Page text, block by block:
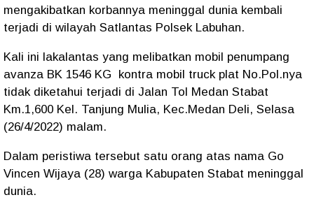
mengakibatkan korbannya meninggal dunia kembali
terjadi di wilayah Satlantas Polsek Labuhan.
Kali ini lakalantas yang melibatkan mobil penumpang
avanza BK 1546 KG kontra mobil truck plat No.Pol.nya
tidak diketahui terjadi di Jalan Tol Medan Stabat
Km.1,600 Kel. Tanjung Mulia, Kec.Medan Deli, Selasa
(26/4/2022) malam.
Dalam peristiwa tersebut satu orang atas nama Go
Vincen Wijaya (28) warga Kabupaten Stabat meninggal
dunia.